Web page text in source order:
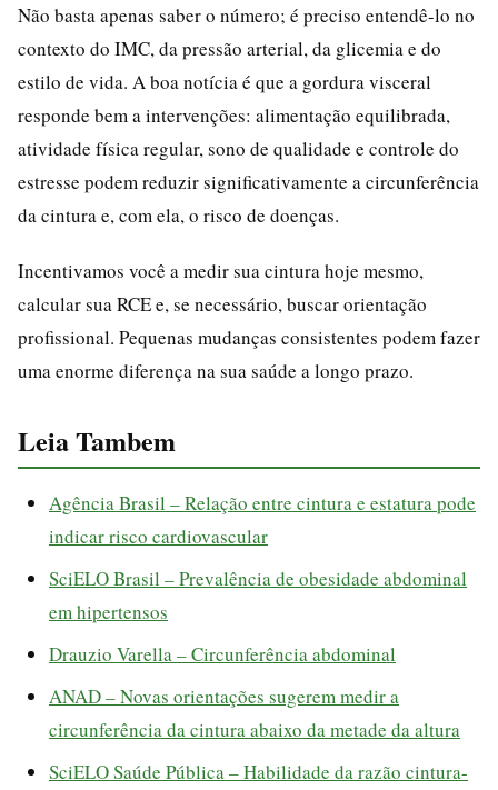
Não basta apenas saber o número; é preciso entendê-lo no
contexto do IMC, da pressão arterial, da glicemia e do
estilo de vida. A boa notícia é que a gordura visceral
responde bem a intervenções: alimentação equilibrada,
atividade física regular, sono de qualidade e controle do
estresse podem reduzir significativamente a circunferência
da cintura e, com ela, o risco de doenças.
Incentivamos você a medir sua cintura hoje mesmo,
calcular sua RCE e, se necessário, buscar orientação
profissional. Pequenas mudanças consistentes podem fazer
uma enorme diferença na sua saúde a longo prazo.
Leia Tambem
Agência Brasil – Relação entre cintura e estatura pode
indicar risco cardiovascular
SciELO Brasil – Prevalência de obesidade abdominal
em hipertensos
Drauzio Varella – Circunferência abdominal
ANAD – Novas orientações sugerem medir a
circunferência da cintura abaixo da metade da altura
SciELO Saúde Pública – Habilidade da razão cintura-